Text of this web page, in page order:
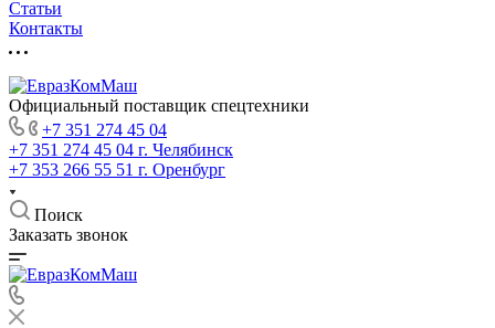
Статьи
Контакты
Официальный поставщик спецтехники
+7 351 274 45 04
+7 351 274 45 04 г. Челябинск
+7 353 266 55 51 г. Оренбург
Поиск
Заказать звонок